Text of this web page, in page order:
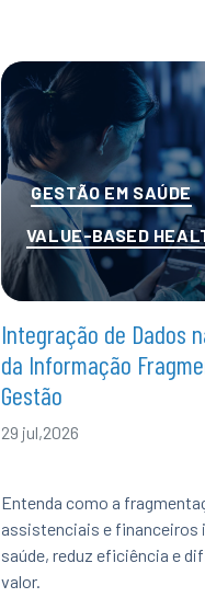
Categorias
GESTÃO EM SAÚDE
VALUE-BASED
Integração de Dados
da Informação
Gestão
29 jul,2026
Entenda como a
assistenciais e financeiros
saúde, reduz eficiência e
valor.